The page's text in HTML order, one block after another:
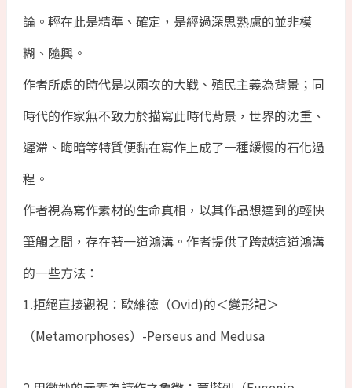
論。輕在此是精準、確定，是經過深思熟慮的並非模
糊、隨興。
作者所處的時代是以兩次的大戰、殖民主義為背景；同
時代的作家無不致力於描寫此時代背景，世界的沈重、
遲滯、晦暗等特質便黏在寫作上成了一種緩慢的石化過
程。
作者視為寫作素材的生命真相，以其作品想達到的輕快
筆觸之間，存在著一道鴻溝。作者提供了跨越這道鴻溝
的一些方法：
1.拒絕直接觀視：歐維德（Ovid)的＜變形記＞
（Metamorphoses）-Perseus and Medusa